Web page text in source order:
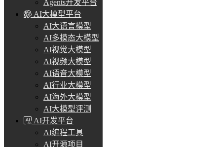
Agents开发平台
AI大模型平台
AI大语言模型
AI多模态大模型
AI视觉大模型
AI视频大模型
AI语音大模型
AI行业大模型
AI海外大模型
AI大模型评测
AI开发平台
AI编程工具
AI开源项目